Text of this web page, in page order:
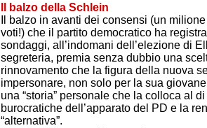
Il balzo della Schlein
Il balzo in avanti dei consensi (un
voti!) che il partito democratico ha
sondaggi, all’indomani dell’elezione di
segreteria, premia senza dubbio una
rinnovamento che la figura della nuova
impersonare, non solo per la sua
una “storia” personale che la colloca al
burocratiche dell’apparato del PD e la
“alternativa”.